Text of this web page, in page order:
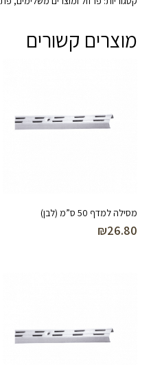
מוצרים קשורים
מסילה למדף 50 ס”מ (לבן)
₪26.80